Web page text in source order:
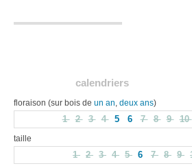
calendriers
floraison (sur bois de un an deux ans)
1 2 3 4 5 6 7 8 9 10
taille
1 2 3 4 5 6 7 8 9